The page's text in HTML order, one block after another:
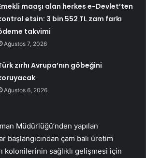
maaşı alan herkes e-Devlet’ten
etsin: 3 bin 552 TL zam farkı
takvimi
Ağustos 7, 2026
zırhı Avrupa’nın göbeğini
Ağustos 6, 2026
Müdürlüğü’nden yapılan
başlangıcından çam balı üretim
kolonilerinin sağlıklı gelişmesi için